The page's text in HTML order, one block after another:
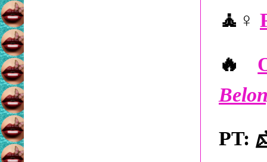
🧘‍ ♀️
🔥
PT: